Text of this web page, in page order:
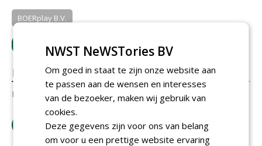
BOERplay B.V.
LOGIN met je e-mailadres om te reageren.
REACTIES
Er zijn nog geen reacties.
download artikel
NWST NeWSTories BV
Om goed in staat te zijn onze website aan
te passen aan de wensen en interesses
van de bezoeker, maken wij gebruik van
cookies.
Deze gegevens zijn voor ons van belang
om voor u een prettige website ervaring